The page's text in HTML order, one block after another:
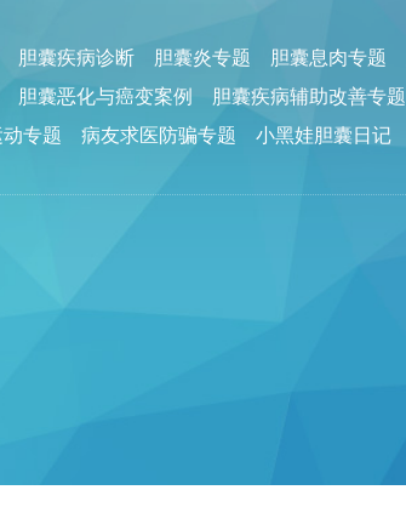
胆囊疾病诊断 胆囊炎专题 胆囊息肉专题
胆囊恶化与癌变案例 胆囊疾病辅助改善专题
专题 病友求医防骗专题 小黑娃胆囊日记